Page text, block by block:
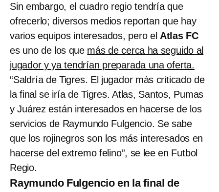
Sin embargo, el cuadro regio tendría que
ofrecerlo; diversos medios reportan que hay
varios equipos interesados, pero el Atlas FC
es uno de los que más de cerca ha seguido al
jugador y ya tendrían preparada una oferta.
“Saldría de Tigres. El jugador más criticado de
la final se iría de Tigres. Atlas, Santos, Pumas
y Juárez están interesados en hacerse de los
servicios de Raymundo Fulgencio. Se sabe
que los rojinegros son los más interesados en
hacerse del extremo felino”, se lee en Futbol
Regio.
Raymundo Fulgencio en la final de